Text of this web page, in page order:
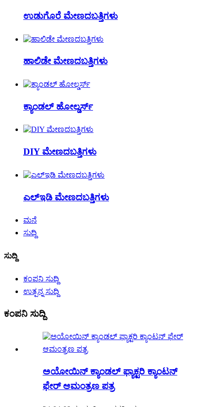
ಉಡುಗೊರೆ ಮೇಣದಬತ್ತಿಗಳು
ಹಾಲಿಡೇ ಮೇಣದಬತ್ತಿಗಳು
ಕ್ಯಾಂಡಲ್ ಹೋಲ್ಡರ್ಸ್
DIY ಮೇಣದಬತ್ತಿಗಳು
ಎಲ್ಇಡಿ ಮೇಣದಬತ್ತಿಗಳು
ಮನೆ
ಸುದ್ದಿ
ಸುದ್ದಿ
ಕಂಪನಿ ಸುದ್ದಿ
ಉತ್ಪನ್ನ ಸುದ್ದಿ
ಕಂಪನಿ ಸುದ್ದಿ
ಅಯೋಯಿನ್ ಕ್ಯಾಂಡಲ್ ಫ್ಯಾಕ್ಟರಿ ಕ್ಯಾಂಟನ್
ಫೇರ್ ಆಮಂತ್ರಣ ಪತ್ರ